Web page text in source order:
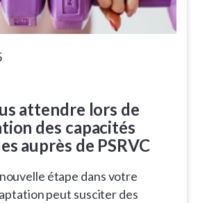
attendre lors de
des capacités
auprès de PSRVC
étape dans votre
peut susciter des